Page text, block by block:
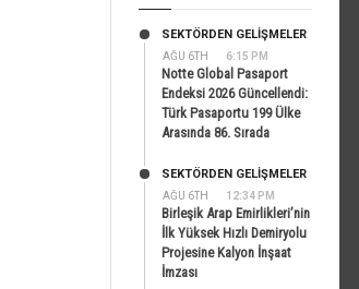
AĞU 6TH 6:15 PM
SEKTÖRDEN GELIŞMELER
Notte Global Pasaport
Endeksi 2026 Güncellendi:
Türk Pasaportu 199 Ülke
Arasında 86. Sırada
AĞU 6TH 12:34 PM
SEKTÖRDEN GELIŞMELER
Birleşik Arap Emirlikleri’nin
İlk Yüksek Hızlı Demiryolu
Projesine Kalyon İnşaat
İmzası